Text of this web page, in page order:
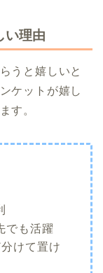
い理由
うと嬉しいと
ケットが嬉し
す。
でも活躍
けて置け